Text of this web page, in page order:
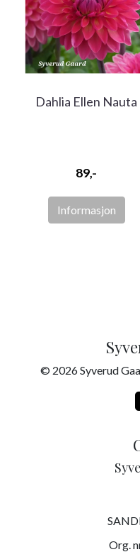
Dahlia Ellen Nauta
89,-
Informasjon
© 2026 Syverud
Org.